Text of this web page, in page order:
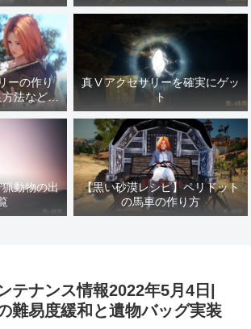
ーの作り
法などま
誌１４１
真Ⅴアクセサリーを確実にゲッ
ト
動物の出
【黒い砂漠レシピ】ペリドット
の馬車の作り方
テナンス情報2022年5月4日|
難易度緩和と遺物バッグ実装